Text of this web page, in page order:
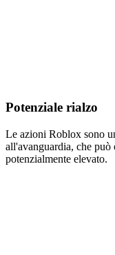
Potenziale rialzo
Le azioni Roblox sono
all'avanguardia, che
potenzialmente elevato.